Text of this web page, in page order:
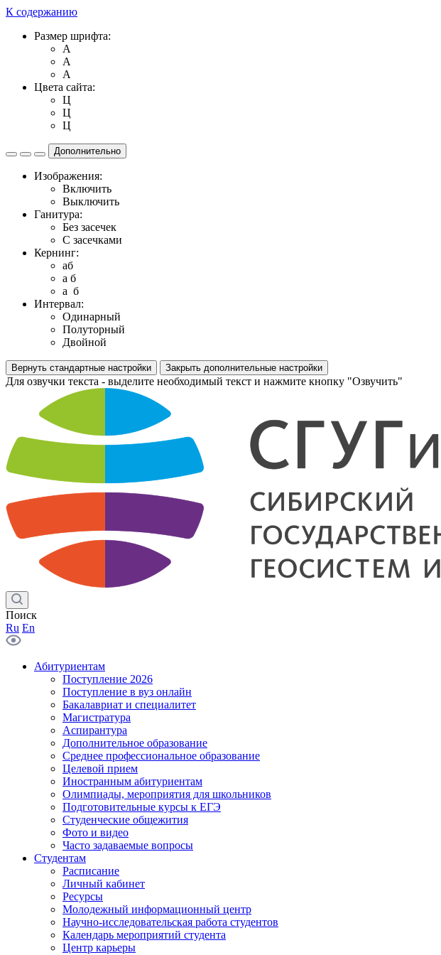
К содержанию
Размер шрифта:
A
A
A
Цвета сайта:
Ц
Ц
Ц
Дополнительно
Изображения:
Включить
Выключить
Ганитура:
Без засечек
С засечками
Кернинг:
aб
a б
a б
Интервал:
Одинарный
Полуторный
Двойной
Вернуть стандартные настройки Закрыть дополнительные настройки
Для озвучки текста - выделите необходимый текст и нажмите кнопку "Озвучить"
Поиск
Ru En
Абитуриентам
Поступление 2026
Поступление в вуз онлайн
Бакалавриат и специалитет
Магистратура
Аспирантура
Дополнительное образование
Среднее профессиональное образование
Целевой прием
Иностранным абитуриентам
Олимпиады, мероприятия для школьников
Подготовительные курсы к ЕГЭ
Студенческие общежития
Фото и видео
Часто задаваемые вопросы
Студентам
Расписание
Личный кабинет
Ресурсы
Молодежный информационный центр
Научно-исследовательская работа студентов
Календарь мероприятий студента
Центр карьеры